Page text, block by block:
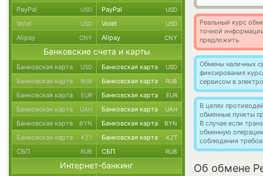
Реальный курс
точной
предложить.
Обмены наличных
фиксирования
сервисом в
В целях
обменные пункты
В случае если
обменную
соблюдения
Об обмене
PayPal USD PayPal USD
Volet USD Volet USD
Alipay CNY Alipay CNY
Банковские счета и карты
Банковская карта USD Банковская карта USD
Банковская карта RUB Банковская карта RUB
Банковская карта EUR Банковская карта EUR
Банковская карта UAH Банковская карта UAH
Банковская карта BYN Банковская карта BYN
Банковская карта KZT Банковская карта KZT
СБП RUB СБП RUB
Интернет-банкинг